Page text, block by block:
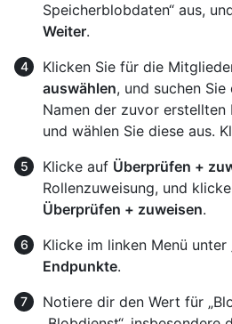
Speicherblobdaten“ aus,
Weiter.
Klicken Sie für die
auswählen, und suchen
Namen der zuvor erstellten
und wählen Sie diese aus.
Klicke auf Überprüfen +
Rollenzuweisung, und
Überprüfen + zuweisen.
Klicke im linken Menü unter
Endpunkte.
Notiere dir den Wert für